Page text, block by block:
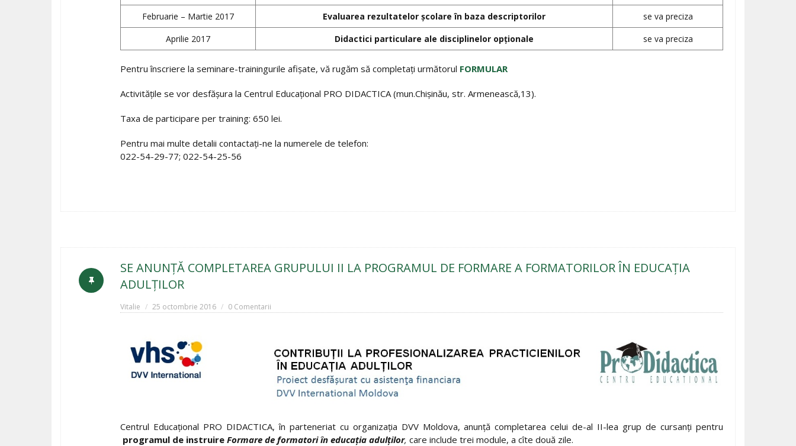
Februarie – Martie 2017
Evaluarea rezultatelor școlare în baza descriptorilor
se va preciza
Aprilie 2017
Didactici particulare ale disciplinelor opționale se va preciza
Pentru înscriere la seminare-trainingurile afișate, vă rugăm să completați următorul FORMULAR
Activitățile se vor desfășura la Centrul Educațional PRO DIDACTICA (mun.Chişinău, str. Armenească,13).
Taxa de participare per training: 650 lei.
Pentru mai multe detalii contactaţi-ne la numerele de telefon:
022-54-29-77; 022-54-25-56
SE ANUNȚĂ COMPLETAREA GRUPULUI II LA PROGRAMUL DE FORMARE A FORMATORILOR ÎN EDUCAȚIA
ADULȚILOR
Vitalie 25 octombrie 2016 0 Comentarii
Centrul Educațional PRO DIDACTICA, în parteneriat cu organizația DVV Moldova, anunță completarea celui de-al II-lea grup de cursanţi pentru
programul de instruire Formare de formatori în educația adulților, care include trei module, a cîte două zile.